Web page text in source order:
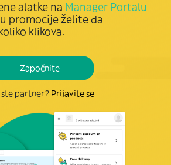
alatke na Manager Portalu
promocije želite da
klikova.
Započnite
ste partner? Prijavite se